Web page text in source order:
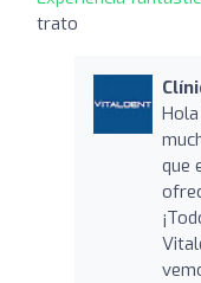
trato
que